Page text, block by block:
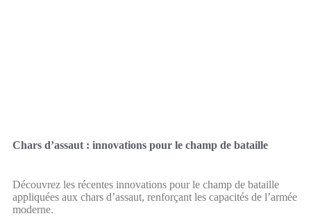
Chars d’assaut : innovations pour le champ de bataille
Découvrez les récentes innovations pour le champ de bataille
appliquées aux chars d’assaut, renforçant les capacités de l’armée
moderne.